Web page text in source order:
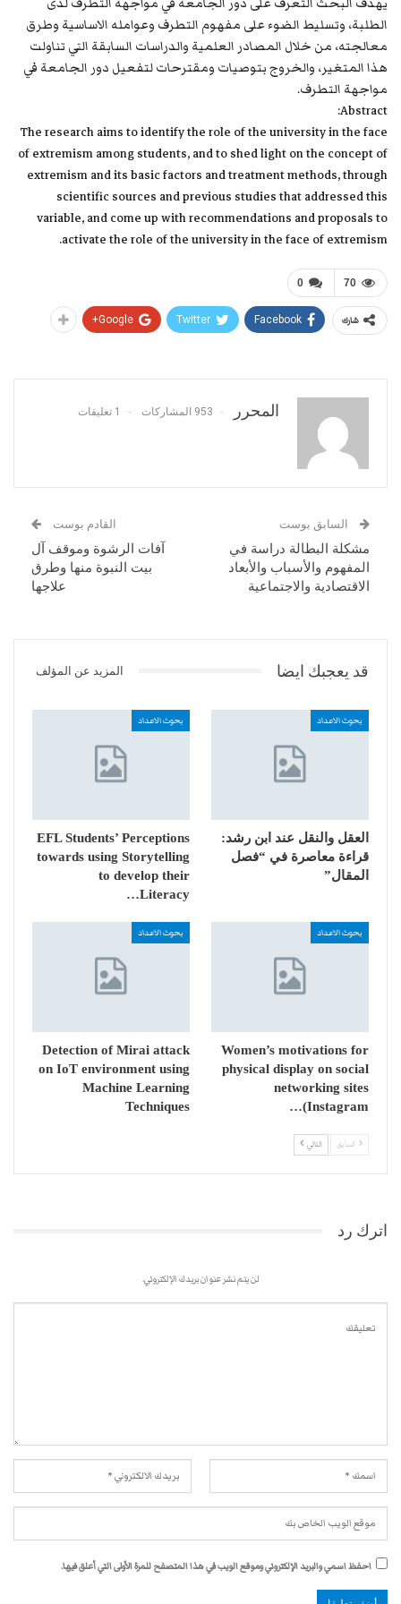
الطلبة، وتسليط الضوء على مفهوم التطرف وعوامله الاساسية وطرق
معالجته، من خلال المصادر العلمية والدراسات السابقة التي تناولت
هذا المتغير، والخروج بتوصيات ومقترحات لتفعيل دور الجامعة في
مواجهة التطرف.
Abstract:
The research aims to identify the role of the university in the face
of extremism among students, and to shed light on the concept of
extremism and its basic factors and treatment methods, through
scientific sources and previous studies that addressed this
variable, and come up with recommendations and proposals to
activate the role of the university in the face of extremism.
0 70
شارك Facebook
Twitter
Google+
المحرر 953 المشاركات 1 تعليقات
السابق بوست
مشكلة البطالة دراسة في
المفهوم والأسباب والأبعاد
الاقتصادية والاجتماعية
القادم بوست
آفات الرشوة وموقف آل
بيت النبوة منها وطرق
علاجها
قد يعجبك ايضا المزيد عن المؤلف
بحوث الاعداد
العقل والنقل عند ابن رشد:
قراءة معاصرة في “فصل
المقال”
بحوث الاعداد
EFL Students’ Perceptions
towards using Storytelling
to develop their
Literacy…
بحوث الاعداد
Women’s motivations for
physical display on social
networking sites
(Instagram…
بحوث الاعداد
Detection of Mirai attack
on IoT environment using
Machine Learning
Techniques
السابق التالي
اترك رد
لن يتم نشر عنوان بريدك الإلكتروني.
احفظ اسمي والبريد الإلكتروني وموقع الويب في هذا المتصفح للمرة الأولى التي أعلق فيها.